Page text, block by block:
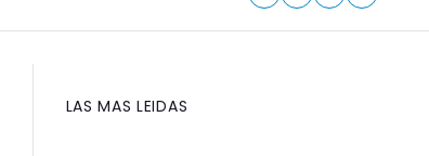
LAS MAS LEIDAS